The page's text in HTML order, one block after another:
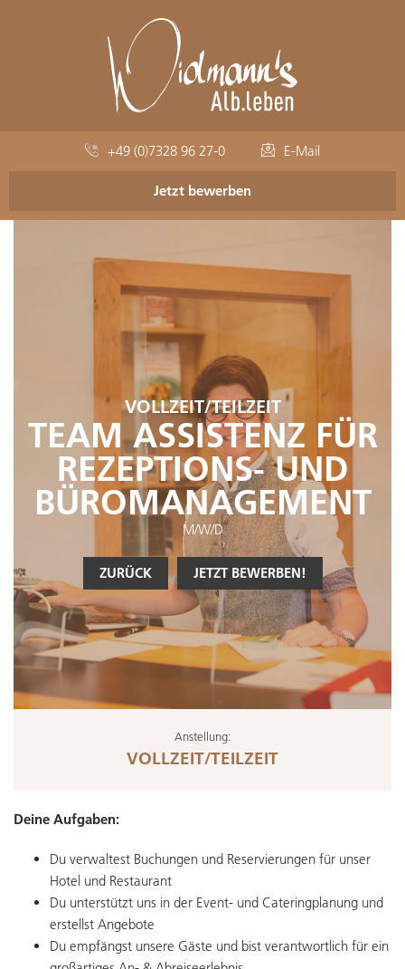
+49 (0)7328 96 27-0 E-Mail
Jetzt bewerben
VOLLZEIT/TEILZEIT
TEAM ASSISTENZ FÜR
REZEPTIONS- UND
BÜROMANAGEMENT
M/W/D
ZURÜCK JETZT BEWERBEN!
Anstellung:
VOLLZEIT/TEILZEIT
Deine Aufgaben:
Du verwaltest Buchungen und Reservierungen für unser
Hotel und Restaurant
Du unterstützt uns in der Event- und Cateringplanung und
erstellst Angebote
Du empfängst unsere Gäste und bist verantwortlich für ein